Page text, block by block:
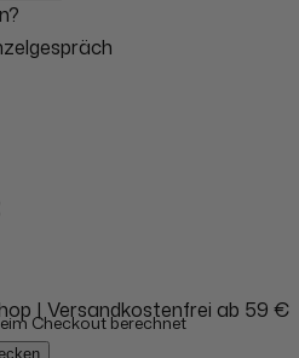
Checkout berechnet
| Versandkostenfrei ab 59 €